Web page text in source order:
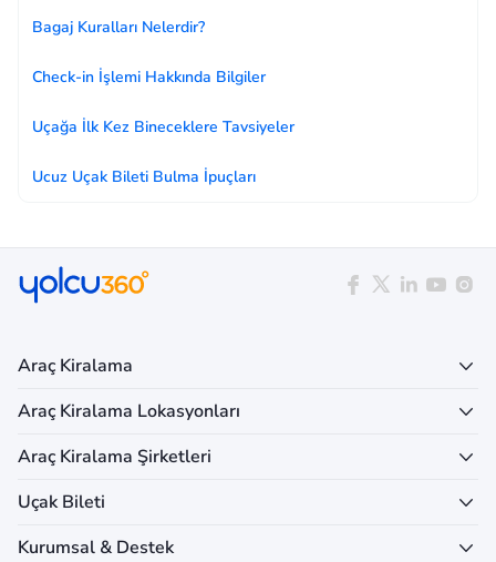
Bagaj Kuralları Nelerdir?
Check-in İşlemi Hakkında Bilgiler
Uçağa İlk Kez Bineceklere Tavsiyeler
Ucuz Uçak Bileti Bulma İpuçları
Araç Kiralama
Araç Kiralama Lokasyonları
Araç Kiralama Şirketleri
Uçak Bileti
Kurumsal & Destek